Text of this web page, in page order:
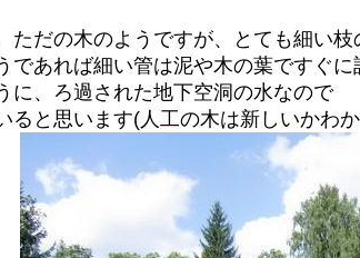
ただの木のようですが、とても細い
あれば細い管は泥や木の葉ですぐに
に、ろ過された地下空洞の水なので
と思います(人工の木は新しいかわか